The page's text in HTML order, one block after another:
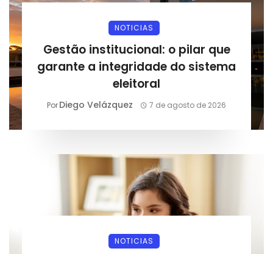
NOTICIAS
Gestão institucional: o pilar que
garante a integridade do sistema
eleitoral
PorDiego Velázquez 7 de agosto de 2026
NOTICIAS